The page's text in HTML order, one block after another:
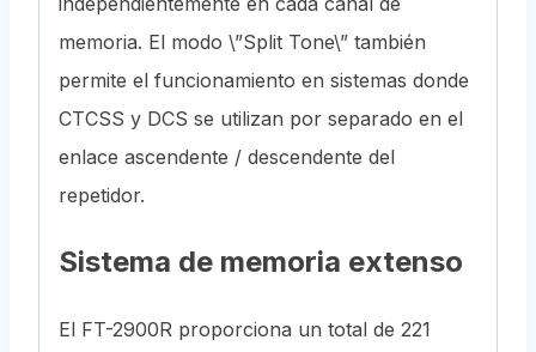
memoria. El modo \”Split Tone\” también
permite el funcionamiento en sistemas donde
CTCSS y DCS se utilizan por separado en el
enlace ascendente / descendente del
repetidor.
Sistema de memoria extenso
El FT-2900R proporciona un total de 221